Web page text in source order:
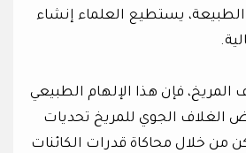
يستطيع العلماء إنشاء
فإن هذا الإلهام الطبيعي
الغلاف الجوي للمريخ تحديات
من خلال محاكاة قدرات الكائنات